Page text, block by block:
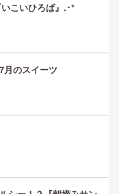
こいひろば』.･*
月のスイーツ